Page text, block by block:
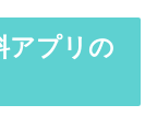
アプリの